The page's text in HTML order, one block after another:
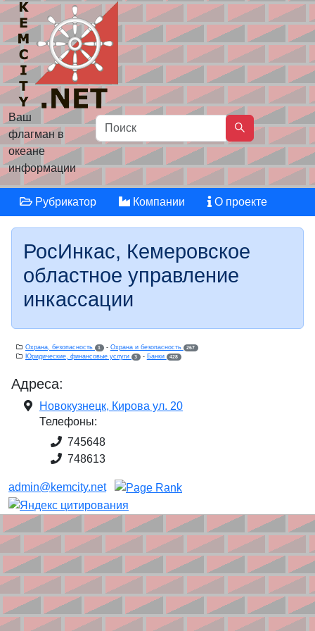
Ваш
флагман в
океане
информации
Рубрикатор Компании О проекте
РосИнкас, Кемеровское
областное управление
инкассации
Охрана, безопасность 1 - Охрана и безопасность 267
Юридические, финансовые услуги 3 - Банки 428
Адреса:
Новокузнецк, Кирова ул. 20
Телефоны:
745648
748613
admin@kemcity.net